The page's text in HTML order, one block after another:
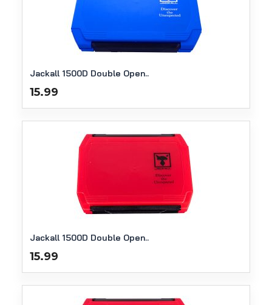
Jackall 1500D Double Open..
15.99
Jackall 1500D Double Open..
15.99